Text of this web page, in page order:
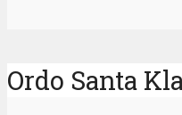
Ordo Santa